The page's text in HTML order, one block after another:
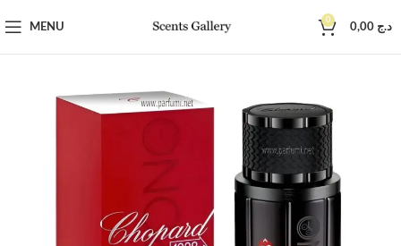
MENU
0
د.ج